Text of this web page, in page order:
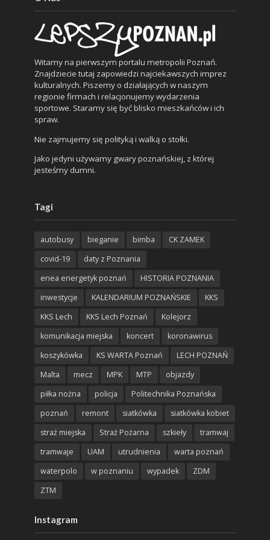
Witamy na pierwszym portalu metropolii Poznań.
Znajdziecie tutaj zapowiedzi najciekawszych imprez
kulturalnych. Piszemy o działających w naszym
regionie firmach i relacjonujemy wydarzenia
sportowe. Staramy się być blisko mieszkańców i ich
spraw.
Nie zajmujemy się polityką i walką o stołki.
Jako jedyni używamy gwary poznańskiej, z której
jesteśmy dumni.
Tagi
autobusy bieganie bimba
CK ZAMEK
covid-19
daty z Poznania
enea energetyk poznań
HISTORIA POZNANIA
inwestycje
KALENDARIUM POZNAŃSKIE
KKS
KKS Lech
KKS Lech Poznań
Kolejorz
komunikacja miejska
koncert
koronawirus
koszykówka
KS WARTA Poznań
LECH POZNAŃ
Malta
mecz MPK MTP
objazdy
piłka nożna
policja
Politechnika Poznańska
poznań
remont siatkówka
siatkówka kobiet
straż miejska
Straż Pożarna szkieły
tramwaj
tramwaje
UAM utrudnienia
warta poznań
waterpolo
w poznaniu wypadek
ZDM
ZTM
Instagram